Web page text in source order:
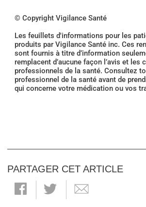
© Copyright Vigilance Santé
Les feuillets d'informations pour les
produits par Vigilance Santé inc. Ces
sont fournis à titre d’information
remplacent d’aucune façon l’avis et les
professionnels de la santé. Consultez
professionnel de la santé avant de
qui concerne votre médication ou vos
PARTAGER CET ARTICLE